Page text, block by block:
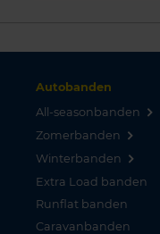
Autobanden
All-seasonbanden
Zomerbanden
Winterbanden
Extra Load banden
Runflat banden
Caravanbanden